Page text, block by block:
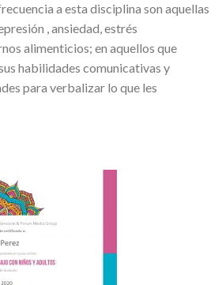
a esta disciplina son aquellas
, ansiedad, estrés
alimenticios; en aquellos que
habilidades comunicativas y
para verbalizar lo que les